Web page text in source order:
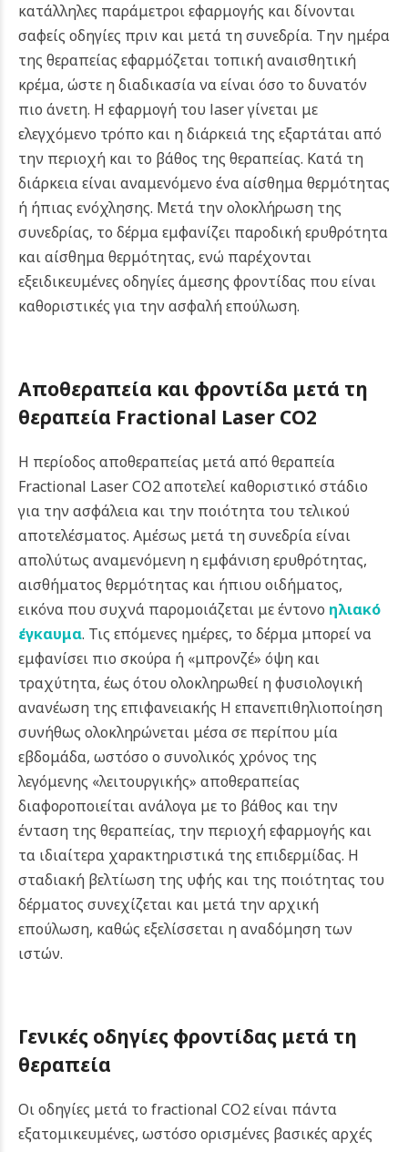
κατάλληλες παράμετροι εφαρμογής και δίνονται
σαφείς οδηγίες πριν και μετά τη συνεδρία. Την ημέρα
της θεραπείας εφαρμόζεται τοπική αναισθητική
κρέμα, ώστε η διαδικασία να είναι όσο το δυνατόν
πιο άνετη. Η εφαρμογή του laser γίνεται με
ελεγχόμενο τρόπο και η διάρκειά της εξαρτάται από
την περιοχή και το βάθος της θεραπείας. Κατά τη
διάρκεια είναι αναμενόμενο ένα αίσθημα θερμότητας
ή ήπιας ενόχλησης. Μετά την ολοκλήρωση της
συνεδρίας, το δέρμα εμφανίζει παροδική ερυθρότητα
και αίσθημα θερμότητας, ενώ παρέχονται
εξειδικευμένες οδηγίες άμεσης φροντίδας που είναι
καθοριστικές για την ασφαλή επούλωση.
Αποθεραπεία και φροντίδα μετά τη
θεραπεία Fractional Laser CO2
Η περίοδος αποθεραπείας μετά από θεραπεία
Fractional Laser CO2 αποτελεί καθοριστικό στάδιο
για την ασφάλεια και την ποιότητα του τελικού
αποτελέσματος. Αμέσως μετά τη συνεδρία είναι
απολύτως αναμενόμενη η εμφάνιση ερυθρότητας,
αισθήματος θερμότητας και ήπιου οιδήματος,
εικόνα που συχνά παρομοιάζεται με έντονο ηλιακό
έγκαυμα. Τις επόμενες ημέρες, το δέρμα μπορεί να
εμφανίσει πιο σκούρα ή «μπρονζέ» όψη και
τραχύτητα, έως ότου ολοκληρωθεί η φυσιολογική
ανανέωση της επιφανειακής Η επανεπιθηλιοποίηση
συνήθως ολοκληρώνεται μέσα σε περίπου μία
εβδομάδα, ωστόσο ο συνολικός χρόνος της
λεγόμενης «λειτουργικής» αποθεραπείας
διαφοροποιείται ανάλογα με το βάθος και την
ένταση της θεραπείας, την περιοχή εφαρμογής και
τα ιδιαίτερα χαρακτηριστικά της επιδερμίδας. Η
σταδιακή βελτίωση της υφής και της ποιότητας του
δέρματος συνεχίζεται και μετά την αρχική
επούλωση, καθώς εξελίσσεται η αναδόμηση των
ιστών.
Γενικές οδηγίες φροντίδας μετά τη
θεραπεία
Οι οδηγίες μετά το fractional CO2 είναι πάντα
εξατομικευμένες, ωστόσο ορισμένες βασικές αρχές